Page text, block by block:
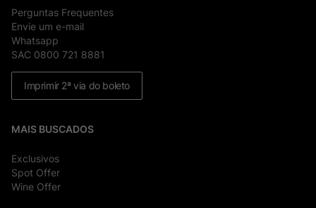
Perguntas Frequentes
Envie um e-mail
Whatsapp
SAC 0800 721 8881
Imprimir 2ª via do boleto
MAIS BUSCADOS
Exclusivos
Spot Offer
Wine Offer